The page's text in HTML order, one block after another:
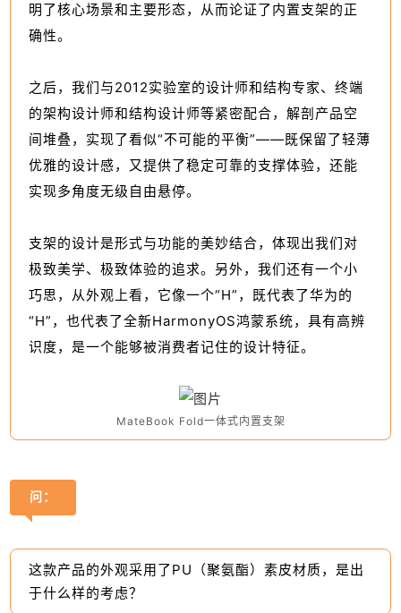
明了核心场景和主要形态，从而论证了内置支架的正
确性。
之后，我们与2012实验室的设计师和结构专家、终端
的架构设计师和结构设计师等紧密配合，解剖产品空
间堆叠，实现了看似“不可能的平衡”——既保留了轻薄
优雅的设计感，又提供了稳定可靠的支撑体验，还能
实现多角度无级自由悬停。
支架的设计是形式与功能的美妙结合，体现出我们对
极致美学、极致体验的追求。另外，我们还有一个小
巧思，从外观上看，它像一个“H”，既代表了华为的
“H”，也代表了全新HarmonyOS鸿蒙系统，具有高辨
识度，是一个能够被消费者记住的设计特征。
MateBook Fold一体式内置支架
问：
这款产品的外观采用了PU（聚氨酯）素皮材质，是出
于什么样的考虑？